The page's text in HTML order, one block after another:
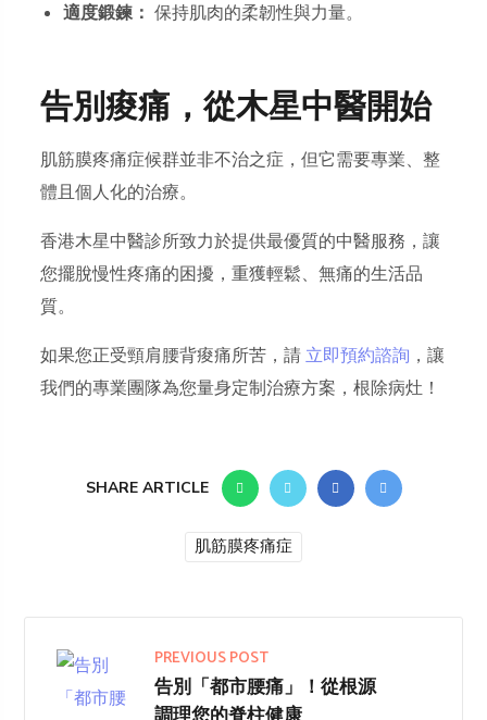
適度鍛鍊： 保持肌肉的柔韌性與力量。
告別痠痛，從木星中醫開始
肌筋膜疼痛症候群並非不治之症，但它需要專業、整
體且個人化的治療。
香港木星中醫診所致力於提供最優質的中醫服務，讓
您擺脫慢性疼痛的困擾，重獲輕鬆、無痛的生活品
質。
如果您正受頸肩腰背痠痛所苦，請立即預約諮詢 ，讓
我們的專業團隊為您量身定制治療方案，根除病灶！
SHARE ARTICLE
肌筋膜疼痛症
PREVIOUS POST
告別「都市腰痛」！從根源